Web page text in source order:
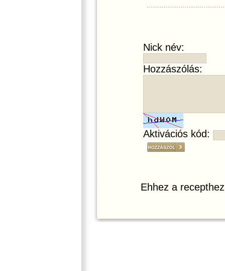
Nick név:
Hozzászólás:
Aktivációs kód:
Ehhez a